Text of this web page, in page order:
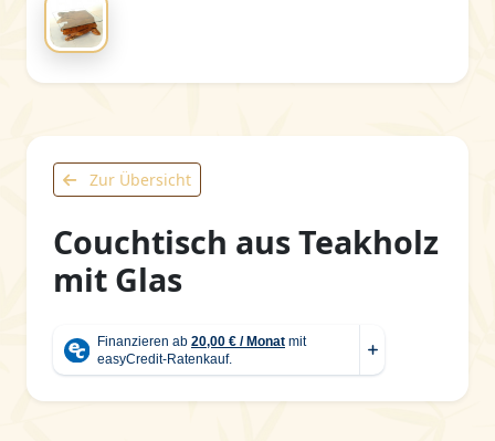
Zur Übersicht
Couchtisch aus Teakholz
mit Glas